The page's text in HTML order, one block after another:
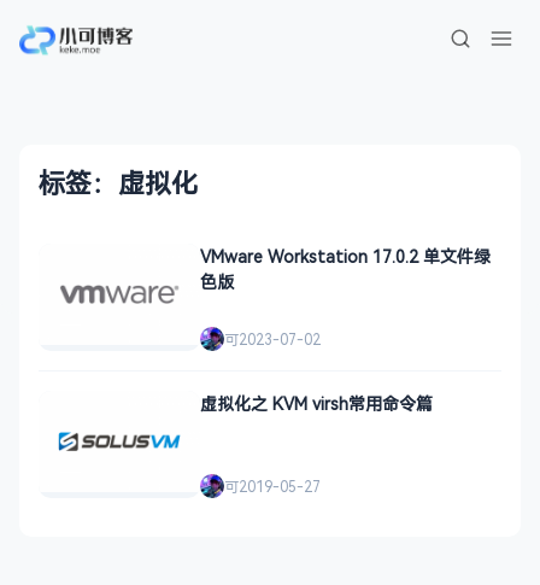
标签：虚拟化
VMware Workstation 17.0.2 单文件绿
色版
可2023-07-02
虚拟化之 KVM virsh常用命令篇
可2019-05-27